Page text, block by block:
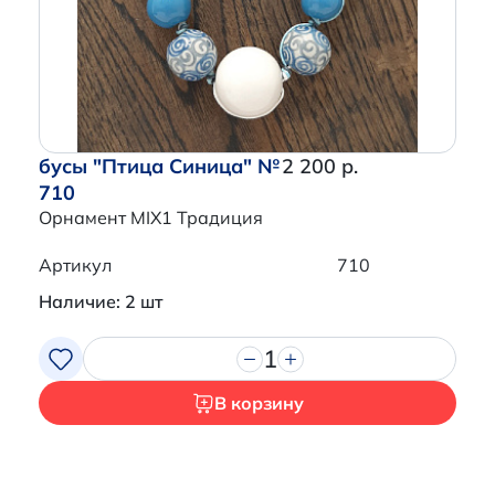
бусы "Птица Синица" №
710
Орнамент MIX1 Традиция
2 200 р.
Артикул
710
Наличие: 2 шт
1
В корзину